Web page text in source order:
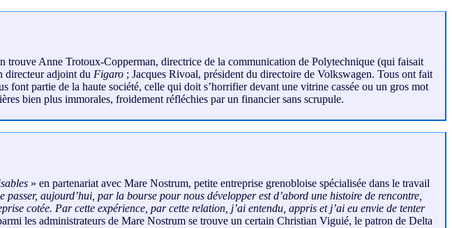
trouve Anne Trotoux-Copperman, directrice de la communication de Polytechnique (qui faisait
directeur adjoint du Figaro ; Jacques Rivoal, président du directoire de Volkswagen. Tous ont fait
partie de la haute société, celle qui doit s’horrifier devant une vitrine cassée ou un gros mot
bien plus immorales, froidement réfléchies par un financier sans scrupule.
» en partenariat avec Mare Nostrum, petite entreprise grenobloise spécialisée dans le travail
passer, aujourd’hui, par la bourse pour nous développer est d’abord une histoire de rencontre,
cotée. Par cette expérience, par cette relation, j’ai entendu, appris et j’ai eu envie de tenter
les administrateurs de Mare Nostrum se trouve un certain Christian Viguié, le patron de Delta